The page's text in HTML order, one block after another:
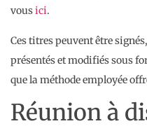
vousici.
Ces titres peuvent être
présentés et modifiés sous
que la méthode employée
Réunion à